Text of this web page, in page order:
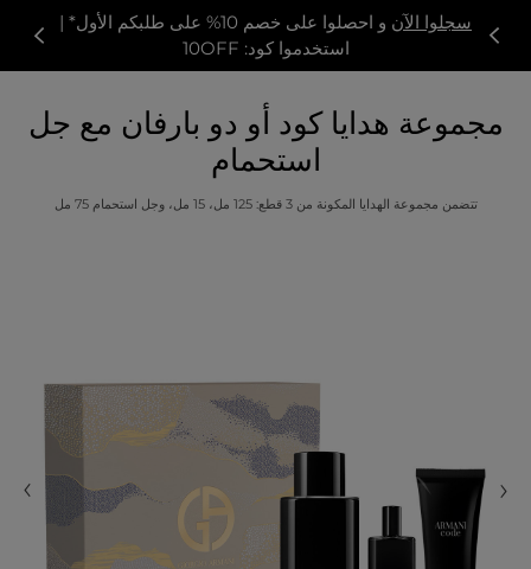
سجلوا الآن
و احصلوا على خصم 10% على طلبكم الأول* |
استخدموا كود: 10OFF
مجموعة هدايا كود أو دو بارفان مع جل
استحمام
تتضمن مجموعة الهدايا المكونة من 3 قطع: 125 مل، 15 مل، وجل استحمام 75 مل